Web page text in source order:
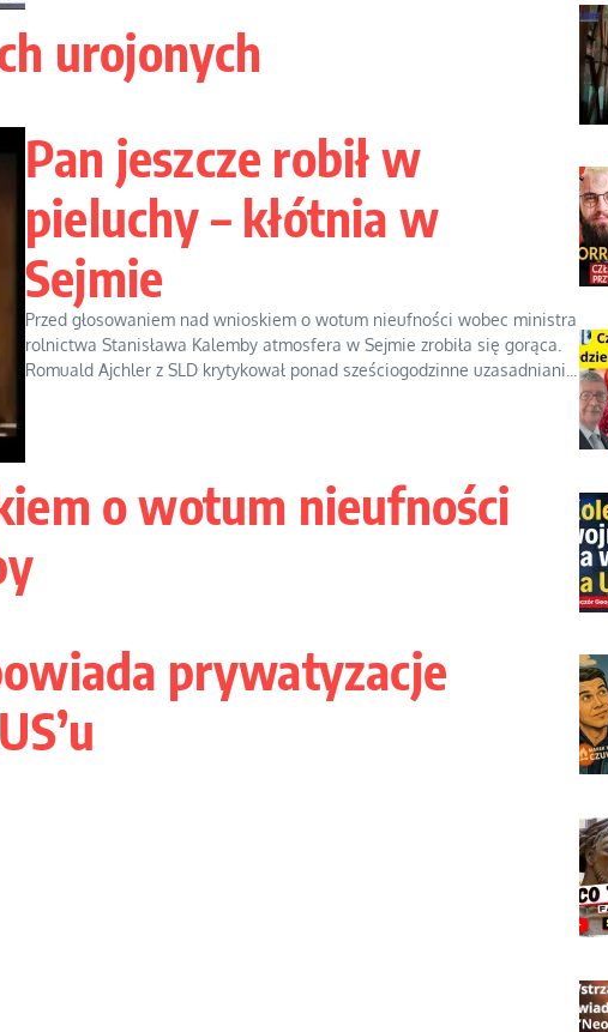
urojonych
Pan jeszcze robił w
pieluchy – kłótnia w
Sejmie
Przed głosowaniem nad wnioskiem o wotum nieufności wobec ministra
rolnictwa Stanisława Kalemby atmosfera w Sejmie zrobiła się gorąca.
Romuald Ajchler z SLD krytykował ponad sześciogodzinne uzasadniani...
o wotum nieufności
prywatyzacje